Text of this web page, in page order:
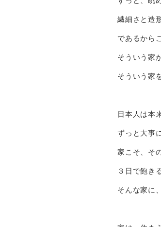
繊細さと造
であるから
そういう家
そういう家
日本人は本
ずっと大事
家こそ、そ
３日で飽き
そんな家に